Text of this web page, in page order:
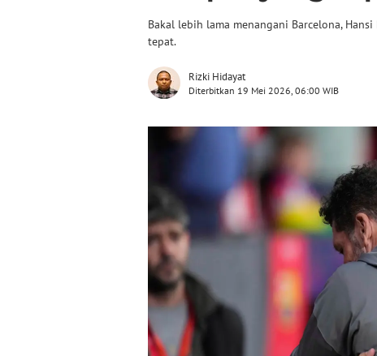
Bakal lebih lama menangani Barcelona,
tepat.
Rizki Hidayat
Diterbitkan 19 Mei 2026, 06:00 WIB